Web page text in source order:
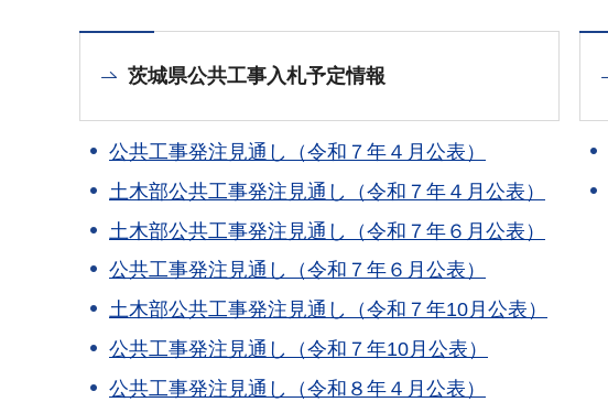
茨城県公共工事入札予定情報
公共工事発注見通し（令和７年４月公表）
土木部公共工事発注見通し（令和７年４月公表）
土木部公共工事発注見通し（令和７年６月公表）
公共工事発注見通し（令和７年６月公表）
土木部公共工事発注見通し（令和７年10月公表）
公共工事発注見通し（令和７年10月公表）
公共工事発注見通し（令和８年４月公表）